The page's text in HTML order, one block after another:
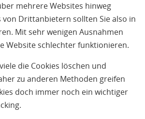
mehrere Websites hinweg
von Drittanbietern sollten Sie also in
Mit sehr wenigen Ausnahmen
Website schlechter funktionieren.
die Cookies löschen und
zu anderen Methoden greifen
doch immer noch ein wichtiger